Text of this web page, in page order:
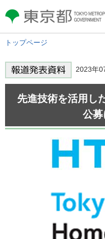
東京都 TOKYO
GOVERNMENT
トップページ
2023年
先進技術を活用し
公